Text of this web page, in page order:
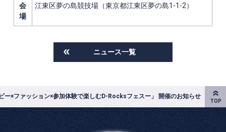
会
場
江東区夢の島競技場（東京都江東区夢の島1-1-2）
ニュース一覧
×ファッション×参加体験で楽しむD-Rocksフェスー」 開催のお知らせ